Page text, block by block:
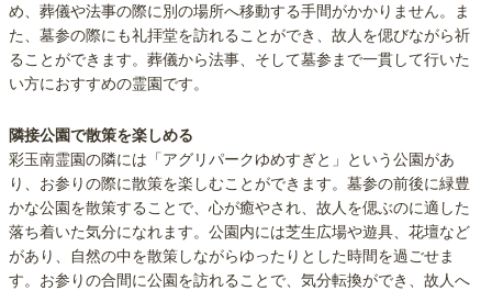
め、葬儀や法事の際に別の場所へ移動する手間がかかりません。ま
た、墓参の際にも礼拝堂を訪れることができ、故人を偲びながら祈
ることができます。葬儀から法事、そして墓参まで一貫して行いた
い方におすすめの霊園です。
隣接公園で散策を楽しめる
彩玉南霊園の隣には「アグリパークゆめすぎと」という公園があ
り、お参りの際に散策を楽しむことができます。墓参の前後に緑豊
かな公園を散策することで、心が癒やされ、故人を偲ぶのに適した
落ち着いた気分になれます。公園内には芝生広場や遊具、花壇など
があり、自然の中を散策しながらゆったりとした時間を過ごせま
す。お参りの合間に公園を訪れることで、気分転換ができ、故人へ